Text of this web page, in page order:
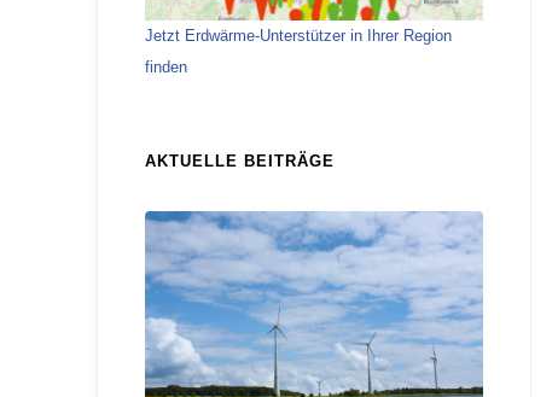
Jetzt Erdwärme-Unterstützer in Ihrer Region
finden
AKTUELLE BEITRÄGE